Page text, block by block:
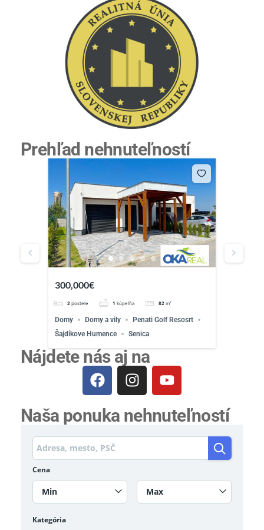
Prehľad nehnuteľností
300,000€
2 postele 1 kúpeľňa 82 m²
Domy Domy a vily
Penati Golf Resosrt
Šajdíkove Humence
Senica
Nájdete nás aj na
Naša ponuka nehnuteľností
Cena
Min Max
Kategória